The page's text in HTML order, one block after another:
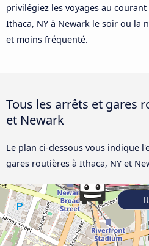
privilégiez les voyages au
Ithaca, NY à Newark le soir ou la
et moins fréquenté.
Tous les arrêts et gares
et Newark
Le plan ci-dessous vous indique
gares routières à Ithaca, NY et